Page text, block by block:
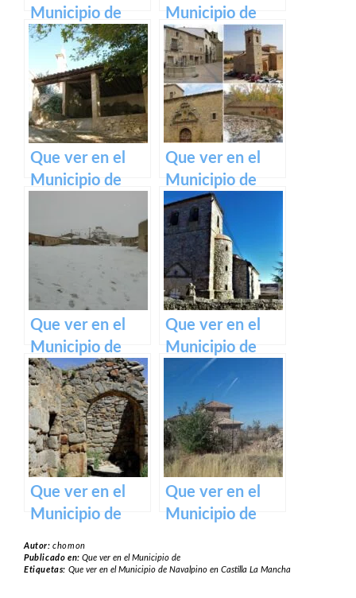
Municipio de
Cobeja en
Castilla La
Mancha
Municipio de
Hita en Castilla
La Mancha
Que ver en el
Municipio de
Castilla La
Mancha
Que ver en el
Municipio de
Salmeroncillos
en Castilla La
Mancha
Que ver en el
Municipio de
Adobes en
Castilla La
Mancha
Que ver en el
Municipio de
Sotodosos en
Mancha
Que ver en el
Municipio de
Castilla La
Que ver en el
Municipio de
Castilla La
Autor:chomon
Publicado en:Que ver en el Municipio de
Etiquetas: Que ver en el Municipio de Navalpino en Castilla La Mancha